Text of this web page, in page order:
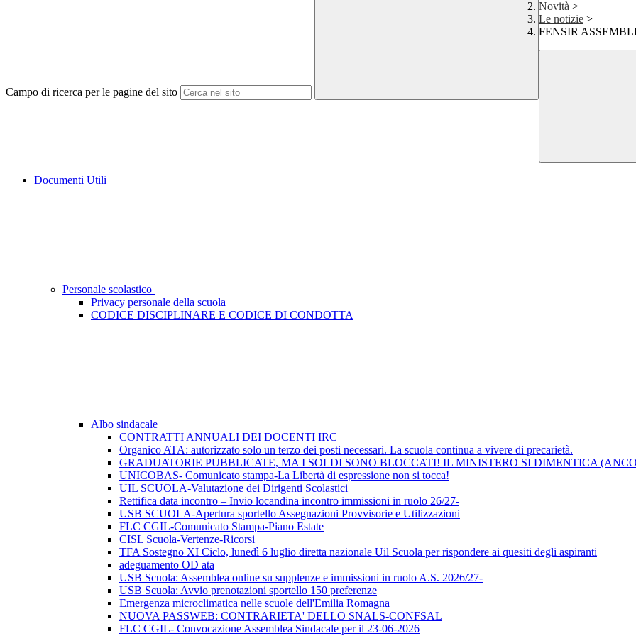
Campo di ricerca per le pagine del sito
Novità >
Le notizie >
FENSIR
Documenti Utili
Personale scolastico
Privacy personale della scuola
CODICE DISCIPLINARE E CODICE DI CONDOTTA
Albo sindacale
CONTRATTI ANNUALI DEI DOCENTI IRC
Organico ATA: autorizzato solo un terzo dei posti necessari. La scuola continua a vivere di precarietà.
GRADUATORIE PUBBLICATE, MA I SOLDI SONO BLOCCATI! IL MINISTERO SI DIMENTICA
UNICOBAS- Comunicato stampa-La Libertà di espressione non si tocca!
UIL SCUOLA-Valutazione dei Dirigenti Scolastici
Rettifica data incontro – Invio locandina incontro immissioni in ruolo 26/27-
USB SCUOLA-Apertura sportello Assegnazioni Provvisorie e Utilizzazioni
FLC CGIL-Comunicato Stampa-Piano Estate
CISL Scuola-Vertenze-Ricorsi
TFA Sostegno XI Ciclo, lunedì 6 luglio diretta nazionale Uil Scuola per rispondere ai quesiti degli aspiranti
adeguamento OD ata
USB Scuola: Assemblea online su supplenze e immissioni in ruolo A.S. 2026/27-
USB Scuola: Avvio prenotazioni sportello 150 preferenze
Emergenza microclimatica nelle scuole dell'Emilia Romagna
NUOVA PASSWEB: CONTRARIETA' DELLO SNALS-CONFSAL
FLC CGIL- Convocazione Assemblea Sindacale per il 23-06-2026